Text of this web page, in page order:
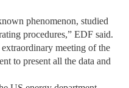
phenomenon, studied
procedures,” EDF said.
meeting of the
to present all the data and